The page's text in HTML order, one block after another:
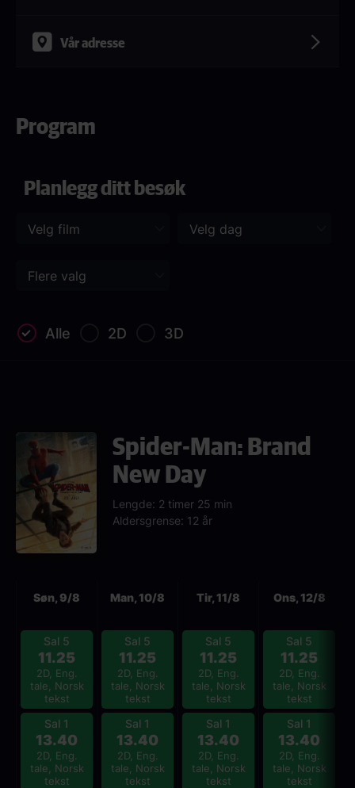
Vår adresse
Program
Planlegg ditt besøk
Alle 2D 3D
Spider-Man: Brand
New Day
Lengde: 2 timer 25 min
Aldersgrense: 12 år
Søn, 9/8
Sal 5
11.25
2D, Eng.
tale, Norsk
tekst
Sal 1
13.40
2D, Eng.
tale, Norsk
tekst
Man, 10/8
Sal 5
11.25
2D, Eng.
tale, Norsk
tekst
Sal 1
13.40
2D, Eng.
tale, Norsk
tekst
Tir, 11/8
Sal 5
11.25
2D, Eng.
tale, Norsk
tekst
Sal 1
13.40
2D, Eng.
tale, Norsk
tekst
Ons, 12/8
Sal 5
11.25
2D, Eng.
tale, Norsk
tekst
Sal 1
13.40
2D, Eng.
tale, Norsk
tekst